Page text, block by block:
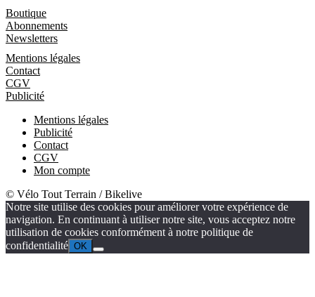
Boutique
Abonnements
Newsletters
Mentions légales
Contact
CGV
Publicité
Mentions légales
Publicité
Contact
CGV
Mon compte
© Vélo Tout Terrain / Bikelive
Notre site utilise des cookies pour améliorer votre expérience de
navigation. En continuant à utiliser notre site, vous acceptez notre
utilisation de cookies conformément à notre politique de
confidentialité OK